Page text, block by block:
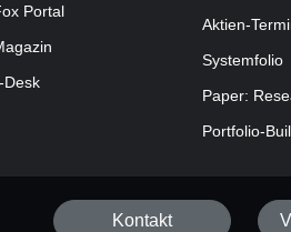
Portal
Desk
Aktien-
Systemfolio
Paper:
Portfolio-
Kontakt